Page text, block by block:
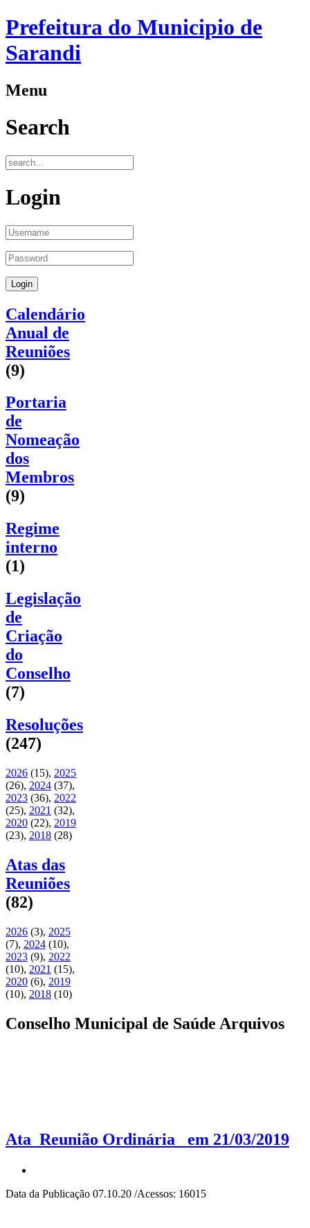
Prefeitura do Municipio de
Sarandi
Menu
Search
Login
Calendário
Anual de
Reuniões
(9)
Portaria
de
Nomeação
dos
Membros
(9)
Regime
interno
(1)
Legislação
de
Criação
do
Conselho
(7)
Resoluções
(247)
2026 (15), 2025
(26), 2024 (37),
2023 (36), 2022
(25), 2021 (32),
2020 (22), 2019
(23), 2018 (28)
Atas das
Reuniões
(82)
2026 (3), 2025
(7), 2024 (10),
2023 (9), 2022
(10), 2021 (15),
2020 (6), 2019
(10), 2018 (10)
Conselho Municipal de Saúde Arquivos
Ata_Reunião Ordinária_ em 21/03/2019
Data da Publicação 07.10.20 /Acessos: 16015